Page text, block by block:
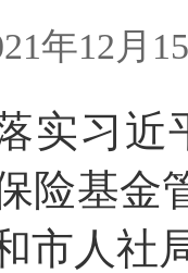
年12月
实习
险基金
市人社